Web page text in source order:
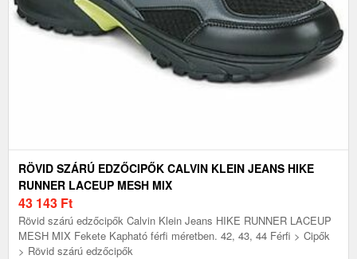
RÖVID SZÁRÚ EDZŐCIPŐK CALVIN KLEIN JEANS HIKE
RUNNER LACEUP MESH MIX
43 143 Ft
Rövid szárú edzőcipők Calvin Klein Jeans HIKE RUNNER LACEUP
MESH MIX Fekete Kapható férfi méretben. 42, 43, 44 Férfi > Cipők
> Rövid szárú edzőcipők